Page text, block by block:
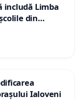
includă Limba
din
Ialoveni